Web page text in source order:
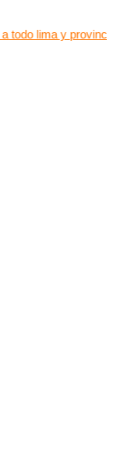
todo lima y